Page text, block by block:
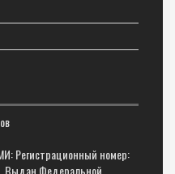
Регистрационный номер:
Выдан Федеральной